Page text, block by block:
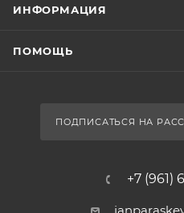
ИНФОРМАЦИЯ
ПОМОЩЬ
ПОДПИСАТЬСЯ НА
+7 (961)